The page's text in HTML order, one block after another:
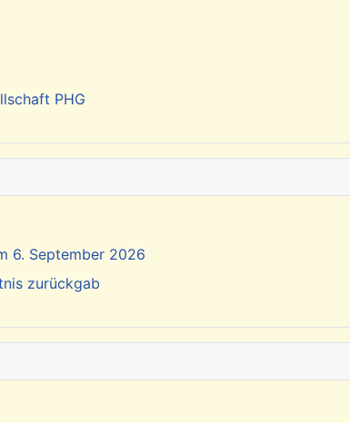
PHG
6. September 2026
zurückgab